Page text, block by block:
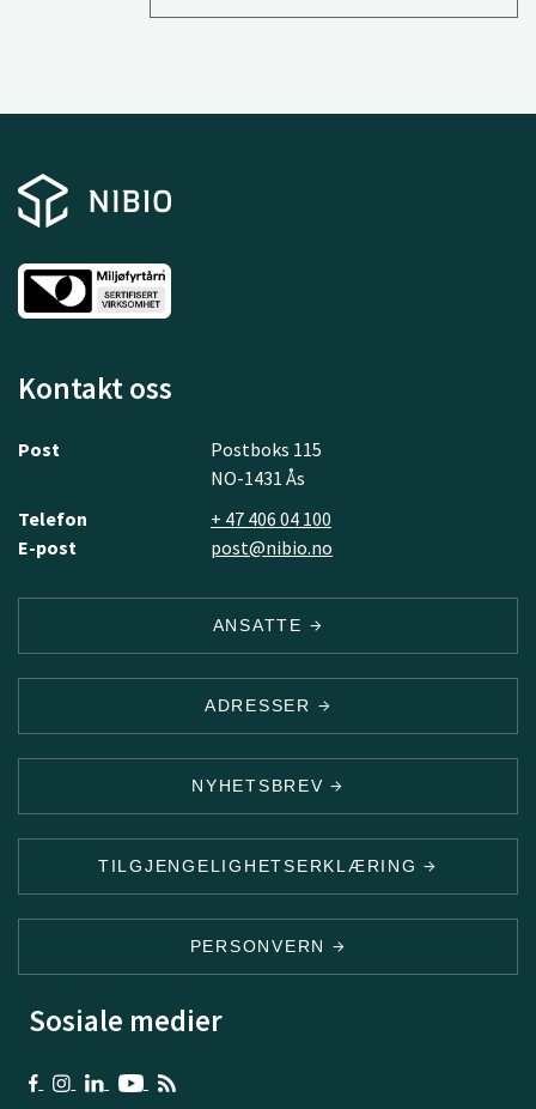
Kontakt oss
Post
Postboks 115
NO-1431 Ås
Telefon
+ 47 406 04 100
E-post
post@nibio.no
ANSATTE
ADRESSER
NYHETSBREV
TILGJENGELIGHETSERKLÆRING
PERSONVERN
Sosiale medier